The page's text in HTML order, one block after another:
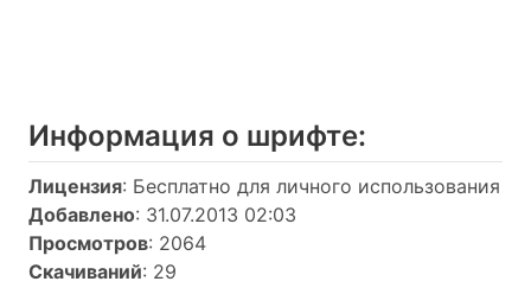
Информация о шрифтe:
Лицензия: Бесплатно для личного использования
Добавлено: 31.07.2013 02:03
Просмотров: 2064
Скачиваний: 29